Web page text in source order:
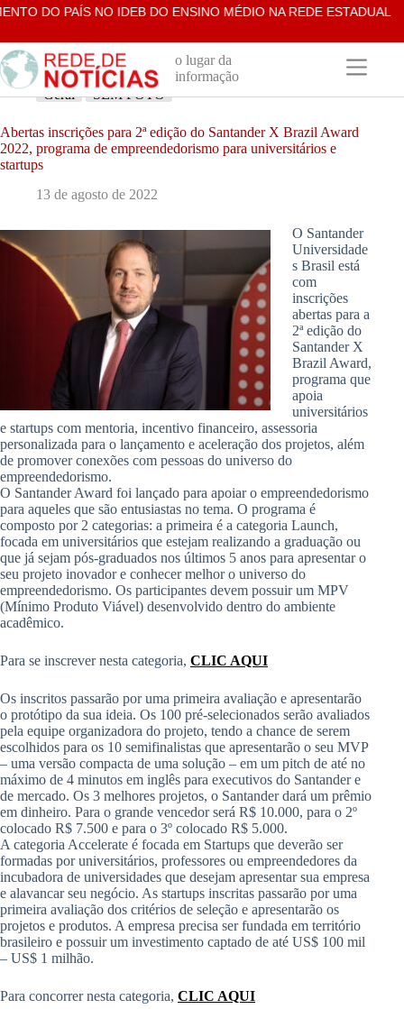
Pular
o
conteúdo
DO PAÍS NO IDEB DO ENSINO MÉDIO NA REDE ESTADUAL
o lugar da
informação
Geral
SEM FOTO
Abertas inscrições para 2ª edição do Santander X Brazil Award
2022, programa de empreendedorismo para universitários e
startups
13 de agosto de 2022
O Santander
Universidade
s Brasil está
com
inscrições
abertas para a
2ª edição do
Santander X
Brazil Award,
programa que
apoia
universitários
e startups com mentoria, incentivo financeiro, assessoria
personalizada para o lançamento e aceleração dos projetos, além
de promover conexões com pessoas do universo do
empreendedorismo.
O Santander Award foi lançado para apoiar o empreendedorismo
para aqueles que são entusiastas no tema. O programa é
composto por 2 categorias: a primeira é a categoria Launch,
focada em universitários que estejam realizando a graduação ou
que já sejam pós-graduados nos últimos 5 anos para apresentar o
seu projeto inovador e conhecer melhor o universo do
empreendedorismo. Os participantes devem possuir um MPV
(Mínimo Produto Viável) desenvolvido dentro do ambiente
acadêmico.
Para se inscrever nesta categoria, CLIC AQUI
Os inscritos passarão por uma primeira avaliação e apresentarão
o protótipo da sua ideia. Os 100 pré-selecionados serão avaliados
pela equipe organizadora do projeto, tendo a chance de serem
escolhidos para os 10 semifinalistas que apresentarão o seu MVP
– uma versão compacta de uma solução – em um pitch de até no
máximo de 4 minutos em inglês para executivos do Santander e
de mercado. Os 3 melhores projetos, o Santander dará um prêmio
em dinheiro. Para o grande vencedor será R$ 10.000, para o 2º
colocado R$ 7.500 e para o 3º colocado R$ 5.000.
A categoria Accelerate é focada em Startups que deverão ser
formadas por universitários, professores ou empreendedores da
incubadora de universidades que desejam apresentar sua empresa
e alavancar seu negócio. As startups inscritas passarão por uma
primeira avaliação dos critérios de seleção e apresentarão os
projetos e produtos. A empresa precisa ser fundada em território
brasileiro e possuir um investimento captado de até US$ 100 mil
– US$ 1 milhão.
Para concorrer nesta categoria, CLIC AQUI